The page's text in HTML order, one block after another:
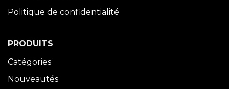
Politique de confidentialité
PRODUITS
Catégories
Nouveautés